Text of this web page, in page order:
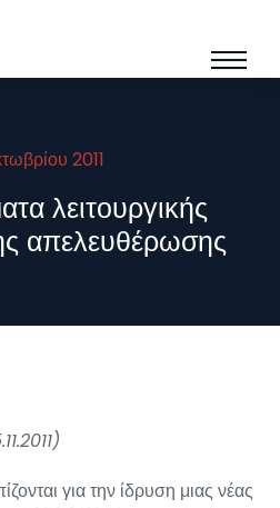
2011
λειτουργικής
απελευθέρωσης
για την ίδρυση μιας νέας